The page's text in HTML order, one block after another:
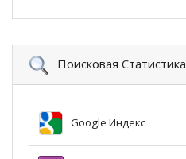
Поисковая Статистика
Google Индекс